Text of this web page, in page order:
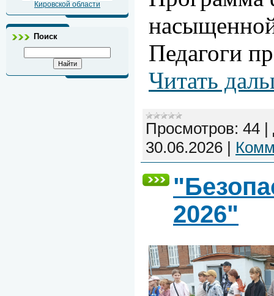
Кировской области
Поиск
Педагоги
Читать
Просмотров: 44 |
30.06.2026 |
2026"